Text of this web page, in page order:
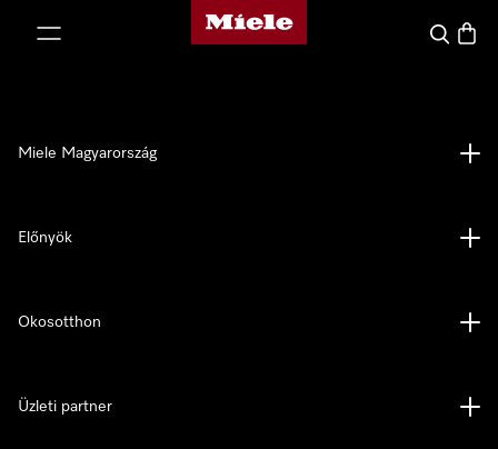
Miele honlapja
Kereses
Miele Magyarország
Előnyök
Okosotthon
Üzleti partner